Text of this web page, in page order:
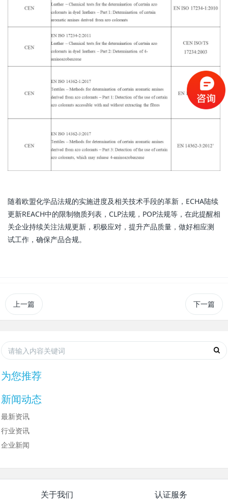
随着欧盟化学品法规的实施进度及相关技术手段的革新，ECHA陆续
更新REACH中的限制物质列表，CLP法规，POP法规等，在此提醒相
关企业持续关注法规更新，积极应对，提升产品质量，做好相应测
试工作，确保产品合规。
上一篇 下一篇
为您推荐
新闻动态
最新资讯
行业资讯
企业新闻
关于我们 认证服务